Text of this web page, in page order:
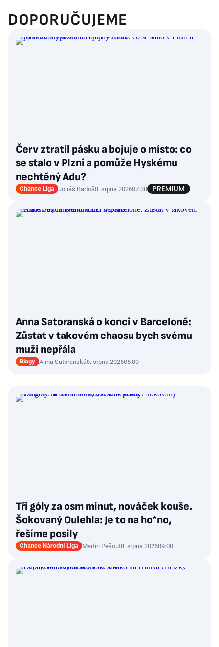
DOPORUČUJEME
Červ ztratil pásku a bojuje o místo: co
se stalo v Plzni a pomůže Hyskému
nechtěný Adu?
Chance Liga Jonáš Bartoš8. srpna 202607:30
Anna Satoranská o konci v Barceloně:
Zůstat v takovém chaosu bych svému
muži nepřála
Blogy Anna Satoranská8. srpna 202605:00
Tři góly za osm minut, nováček kouše.
Šokovaný Oulehla: Je to na ho*no,
řešíme posily
Chance Národní Liga Martin Pešout8. srpna 202609:00